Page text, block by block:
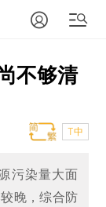
不够清
T中
污染量大面
晚，综合防